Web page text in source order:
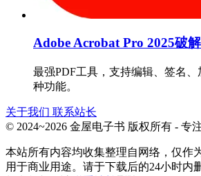
Adobe Acrobat Pro 2025破
最强PDF工具，支持编辑、签名、
种功能。
关于我们 联系站长
© 2024~2026 金屋电子书 版权所有 - 专
本站所有内容均收集整理自网络，仅作
用于商业用途。请于下载后的24小时内